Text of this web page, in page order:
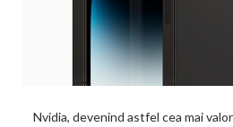
Nvidia, devenind astfel cea mai